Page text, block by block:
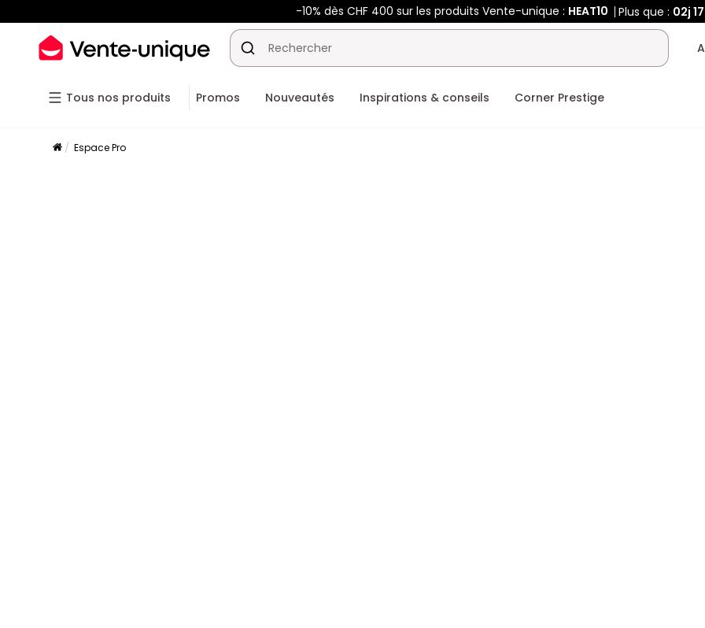
-10% dès CHF 400 sur les produits Vente-unique : HEAT10 Plus que : 02j
Tous nos produits Promos Nouveautés Inspirations & conseils Corner Prestige
Espace Pro